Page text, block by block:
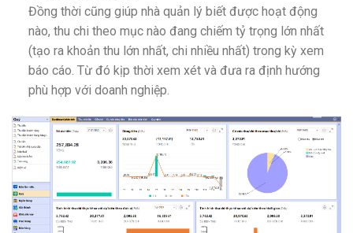
Đồng thời cũng giúp nhà quản lý biết được hoạt động
nào, thu chi theo mục nào đang chiếm tỷ trọng lớn nhất
(tạo ra khoản thu lớn nhất, chi nhiều nhất) trong kỳ xem
báo cáo. Từ đó kịp thời xem xét và đưa ra định hướng
phù hợp với doanh nghiệp.